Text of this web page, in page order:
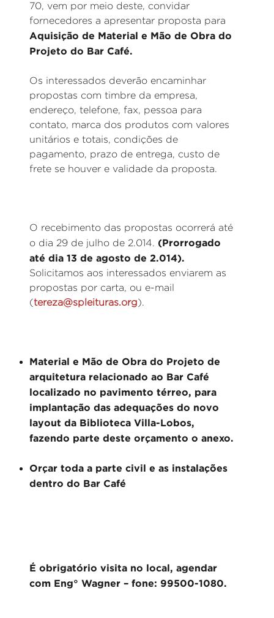
70, vem por meio deste, convidar
fornecedores a apresentar proposta para
Aquisição de Material e Mão de Obra do
Projeto do Bar Café.
Os interessados deverão encaminhar
propostas com timbre da empresa,
endereço, telefone, fax, pessoa para
contato, marca dos produtos com valores
unitários e totais, condições de
pagamento, prazo de entrega, custo de
frete se houver e validade da proposta.
O recebimento das propostas ocorrerá até
o dia 29 de julho de 2.014. (Prorrogado
até dia 13 de agosto de 2.014).
Solicitamos aos interessados enviarem as
propostas por carta, ou e-mail
(tereza@spleituras.org).
Material e Mão de Obra do Projeto de
arquitetura relacionado ao Bar Café
localizado no pavimento térreo, para
implantação das adequações do novo
layout da Biblioteca Villa-Lobos,
fazendo parte deste orçamento o anexo.
Orçar toda a parte civil e as instalações
dentro do Bar Café
É obrigatório visita no local, agendar
com Eng° Wagner – fone: 99500-1080.